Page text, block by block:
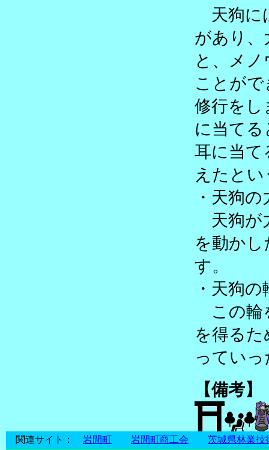
天狗に
があり、
と、メ
ことが
修行をし
に当てる
耳に当て
えたとい
・天狗の
天狗が
を動か
す。
・天狗の
この輪
を得る
ってい
【備考】
関連サイト： 岩間町 岩間町商工会 茨城県林業技